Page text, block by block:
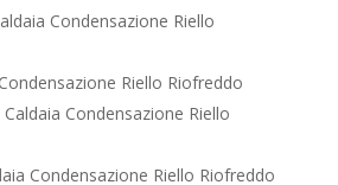
Condensazione Riello
Riello Riofreddo
Caldaia Condensazione Riello
Condensazione Riello Riofreddo